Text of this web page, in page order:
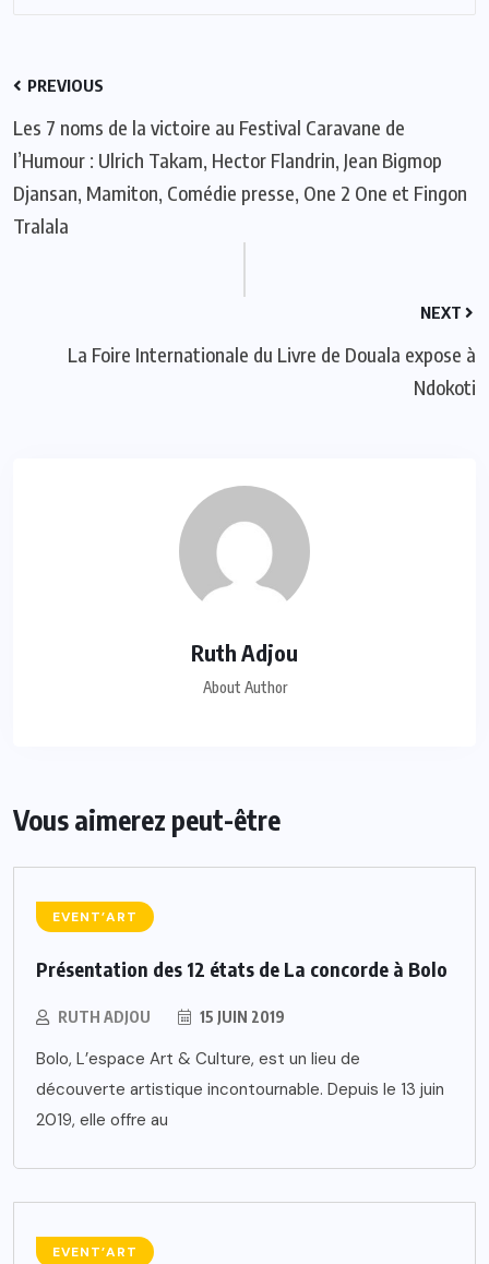
PREVIOUS
Les 7 noms de la victoire au Festival Caravane de
l’Humour : Ulrich Takam, Hector Flandrin, Jean Bigmop
Djansan, Mamiton, Comédie presse, One 2 One et Fingon
Tralala
NEXT
La Foire Internationale du Livre de Douala expose à
Ndokoti
Ruth Adjou
About Author
Vous aimerez peut-être
EVENT’ART
Présentation des 12 états de La concorde à Bolo
RUTH ADJOU 15 JUIN 2019
Bolo, L’espace Art & Culture, est un lieu de
découverte artistique incontournable. Depuis le 13 juin
2019, elle offre au
EVENT’ART